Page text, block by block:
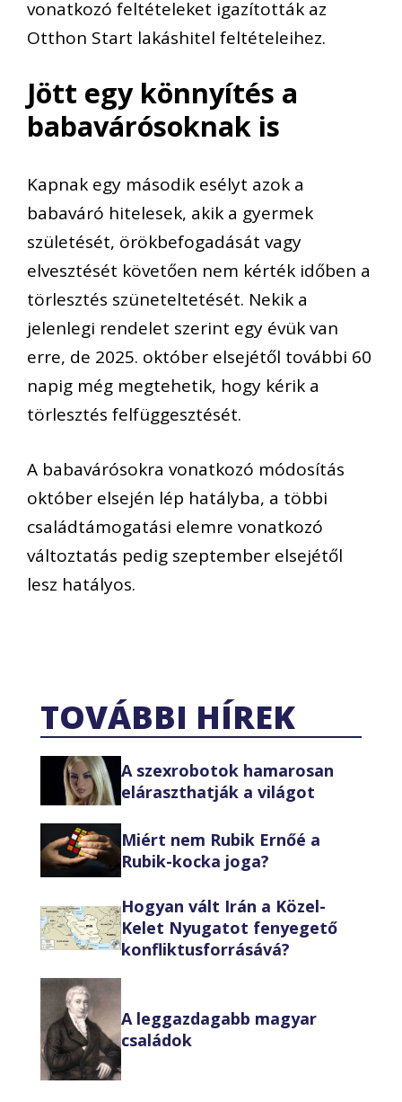
vonatkozó feltételeket igazították az
Otthon Start lakáshitel feltételeihez.
Jött egy könnyítés a
babavárósoknak is
Kapnak egy második esélyt azok a
babaváró hitelesek, akik a gyermek
születését, örökbefogadását vagy
elvesztését követően nem kérték időben a
törlesztés szüneteltetését. Nekik a
jelenlegi rendelet szerint egy évük van
erre, de 2025. október elsejétől további 60
napig még megtehetik, hogy kérik a
törlesztés felfüggesztését.
A babavárósokra vonatkozó módosítás
október elsején lép hatályba, a többi
családtámogatási elemre vonatkozó
változtatás pedig szeptember elsejétől
lesz hatályos.
TOVÁBBI HÍREK
A szexrobotok hamarosan
eláraszthatják a világot
Miért nem Rubik Ernőé a
Rubik-kocka joga?
Hogyan vált Irán a Közel-
Kelet Nyugatot fenyegető
konfliktusforrásává?
A leggazdagabb magyar
családok